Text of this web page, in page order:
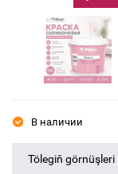
В наличии
Tölegiň görnüşleri